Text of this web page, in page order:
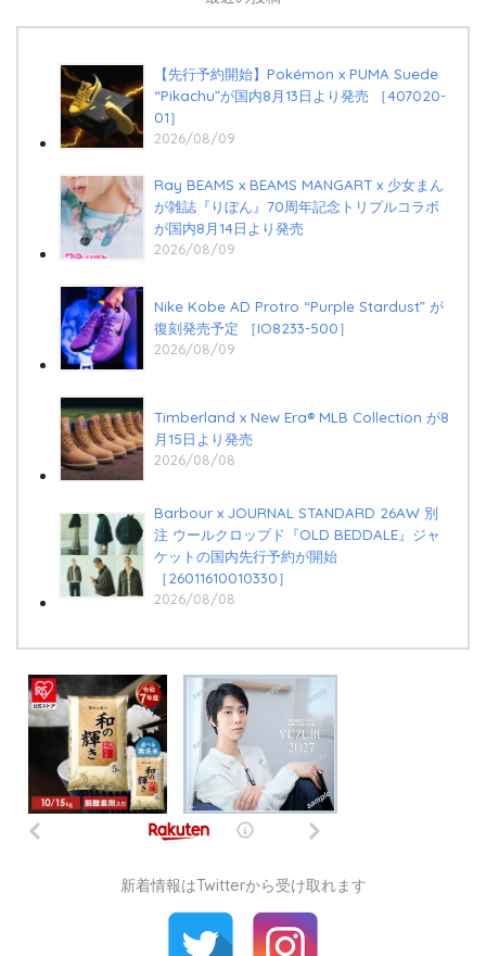
【先行予約開始】Pokémon x PUMA Suede
“Pikachu”が国内8月13日より発売 ［407020-
01］
2026/08/09
Ray BEAMS x BEAMS MANGART x 少女まん
が雑誌『りぼん』70周年記念トリプルコラボ
が国内8月14日より発売
2026/08/09
Nike Kobe AD Protro “Purple Stardust” が
復刻発売予定 ［IO8233-500］
2026/08/09
Timberland x New Era®︎ MLB Collection が8
月15日より発売
2026/08/08
Barbour x JOURNAL STANDARD 26AW 別
注 ウールクロップド『OLD BEDDALE』ジャ
ケットの国内先行予約が開始
［26011610010330］
2026/08/08
新着情報はTwitterから受け取れます